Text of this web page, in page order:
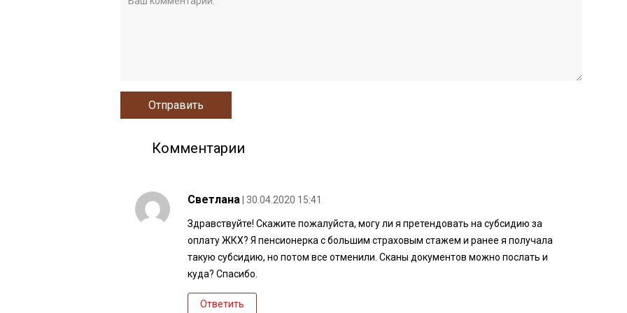
Комментарии
Светлана | 30.04.2020 15:41
Здравствуйте! Скажите пожалуйста, могу ли я претендовать на субсидию за
оплату ЖКХ? Я пенсионерка с большим страховым стажем и ранее я получала
такую субсидию, но потом все отменили. Сканы документов можно послать и
куда? Спасибо.
Ответить